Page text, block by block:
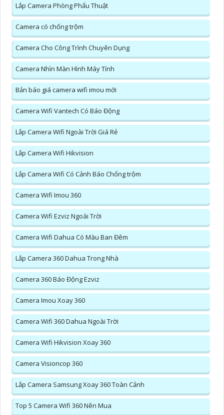
Lắp Camera Phòng Phẩu Thuật
Camera có chống trộm
Camera Cho Công Trình Chuyên Dụng
Camera Nhìn Màn Hình Máy Tính
Bản báo giá camera wifi imou mới
Camera Wifi Vantech Có Báo Động
Lắp Camera Wifi Ngoài Trời Giá Rẻ
Lắp Camera Wifi Hikvision
Lắp Camera Wifi Có Cảnh Báo Chống trộm
Camera Wifi Imou 360
Camera Wifi Ezviz Ngoài Trời
Camera Wifi Dahua Có Màu Ban Đêm
Lắp Camera 360 Dahua Trong Nhà
Camera 360 Báo Động Ezviz
Camera Imou Xoay 360
Camera Wifi 360 Dahua Ngoài Trời
Camera Wifi Hikvision Xoay 360
Camera Visioncop 360
Lắp Camera Samsung Xoay 360 Toàn Cảnh
Top 5 Camera Wifi 360 Nên Mua